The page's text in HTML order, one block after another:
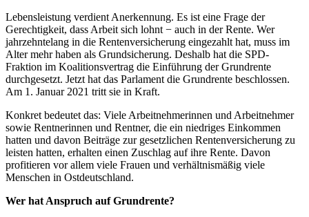
Lebensleistung verdient Anerkennung. Es ist eine Frage der
Gerechtigkeit, dass Arbeit sich lohnt − auch in der Rente. Wer
jahrzehntelang in die Rentenversicherung eingezahlt hat, muss im
Alter mehr haben als Grundsicherung. Deshalb hat die SPD-
Fraktion im Koalitionsvertrag die Einführung der Grundrente
durchgesetzt. Jetzt hat das Parlament die Grundrente beschlossen.
Am 1. Januar 2021 tritt sie in Kraft.
Konkret bedeutet das: Viele Arbeitnehmerinnen und Arbeitnehmer
sowie Rentnerinnen und Rentner, die ein niedriges Einkommen
hatten und davon Beiträge zur gesetzlichen Rentenversicherung zu
leisten hatten, erhalten einen Zuschlag auf ihre Rente. Davon
profitieren vor allem viele Frauen und verhältnismäßig viele
Menschen in Ostdeutschland.
Wer hat Anspruch auf Grundrente?